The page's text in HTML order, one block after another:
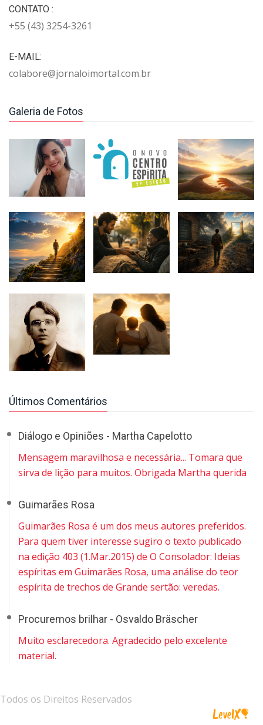
CONTATO :
+55 (43) 3254-3261
E-MAIL:
colabore@jornaloimortal.com.br
Galeria de Fotos
Últimos Comentários
Diálogo e Opiniões - Martha Capelotto
Mensagem maravilhosa e necessária... Tomara que
sirva de lição para muitos. Obrigada Martha querida
Guimarães Rosa
Guimarães Rosa é um dos meus autores preferidos.
Para quem tiver interesse sugiro o texto publicado
na edição 403 (1.Mar.2015) de O Consolador: Ideias
espíritas em Guimarães Rosa, uma análise do teor
espírita de trechos de Grande sertão: veredas.
Procuremos brilhar - Osvaldo Bräscher
Muito esclarecedora. Agradecido pelo excelente
material.
Todos os Direitos Reservados